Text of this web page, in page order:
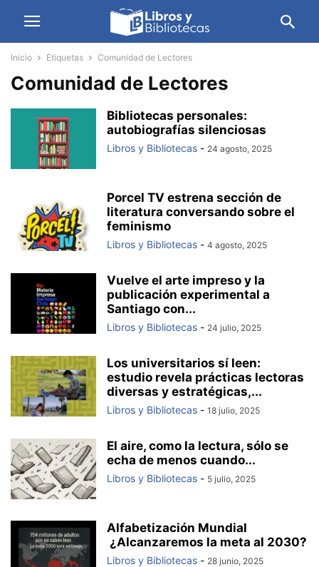
Inicio Etiquetas Comunidad de Lectores
Comunidad de Lectores
Bibliotecas personales:
autobiografías silenciosas
Libros y Bibliotecas - 24 agosto, 2025
Porcel TV estrena sección de
literatura conversando sobre el
feminismo
Libros y Bibliotecas - 4 agosto, 2025
Vuelve el arte impreso y la
publicación experimental a
Santiago con...
Libros y Bibliotecas - 24 julio, 2025
Los universitarios sí leen:
estudio revela prácticas lectoras
diversas y estratégicas,...
Libros y Bibliotecas - 18 julio, 2025
El aire, como la lectura, sólo se
echa de menos cuando...
Libros y Bibliotecas - 5 julio, 2025
Alfabetización Mundial
¿Alcanzaremos la meta al 2030?
Libros y Bibliotecas - 28 junio, 2025